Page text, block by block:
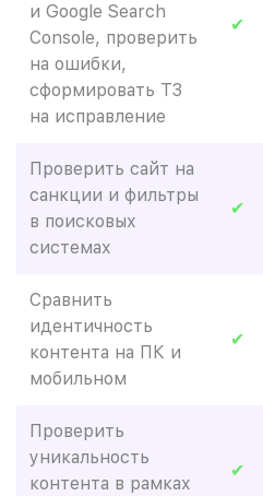
и Google Search
Console, проверить
на ошибки,
сформировать ТЗ
на исправление
✔
Проверить сайт на
санкции и фильтры
в поисковых
системах
✔
Сравнить
идентичность
контента на ПК и
мобильном
✔
Проверить
уникальность
контента в рамках
✔